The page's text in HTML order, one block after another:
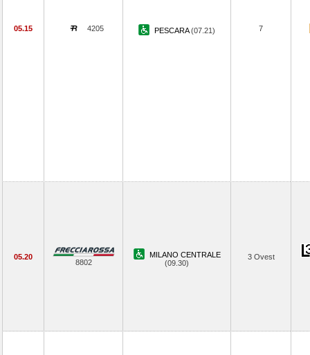
05.15 4205 PESCARA(07.21) 7
05.20
8802
MILANO CENTRALE
(09.30)
3 Ovest